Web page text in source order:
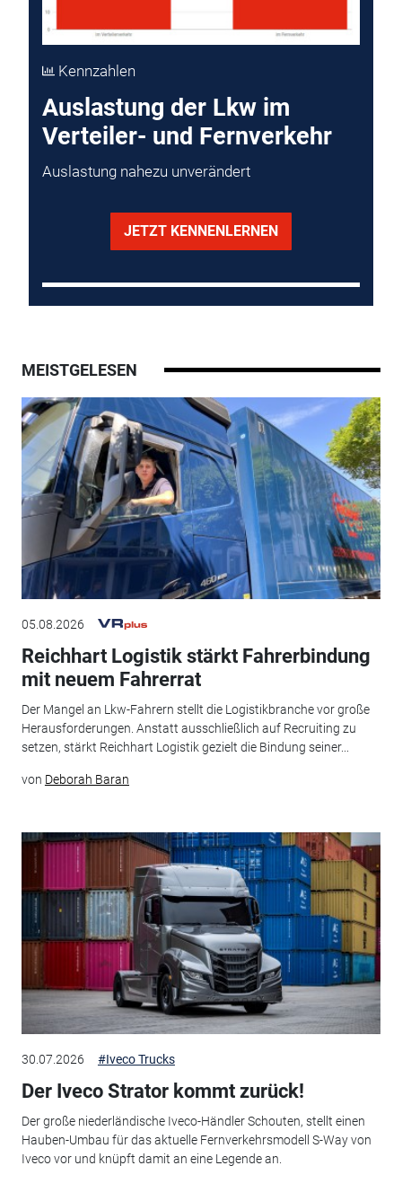
Kennzahlen
Auslastung der Lkw im
Verteiler- und Fernverkehr
Auslastung nahezu unverändert
JETZT KENNENLERNEN
MEISTGELESEN
05.08.2026
Reichhart Logistik stärkt Fahrerbindung
mit neuem Fahrerrat
Der Mangel an Lkw-Fahrern stellt die Logistikbranche vor große
Herausforderungen. Anstatt ausschließlich auf Recruiting zu
setzen, stärkt Reichhart Logistik gezielt die Bindung seiner...
von Deborah Baran
30.07.2026 #Iveco Trucks
Der Iveco Strator kommt zurück!
Der große niederländische Iveco-Händler Schouten, stellt einen
Hauben-Umbau für das aktuelle Fernverkehrsmodell S-Way von
Iveco vor und knüpft damit an eine Legende an.